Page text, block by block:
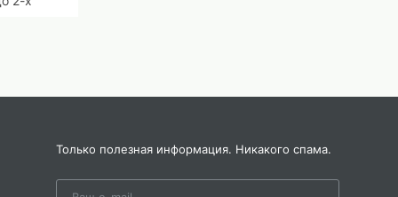
Только полезная информация. Никакого спама.